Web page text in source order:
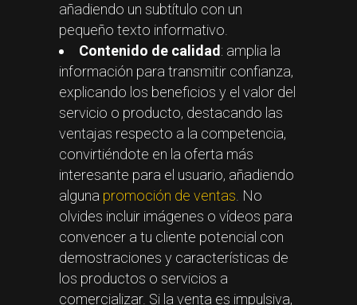
añadiendo un subtítulo con un
pequeño texto informativo.
Contenido de calidad: amplia la
información para transmitir confianza,
explicando los beneficios y el valor del
servicio o producto, destacando las
ventajas respecto a la competencia,
convirtiéndote en la oferta más
interesante para el usuario, añadiendo
alguna promoción de ventas. No
olvides incluir imágenes o vídeos para
convencer a tu cliente potencial con
demostraciones y características de
los productos o servicios a
comercializar. Si la venta es impulsiva,